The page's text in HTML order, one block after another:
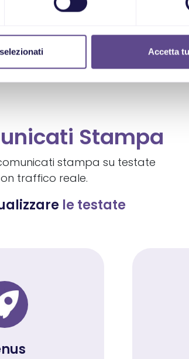
Accetta
Stampa
stampa su testate
traffico reale.
le testate